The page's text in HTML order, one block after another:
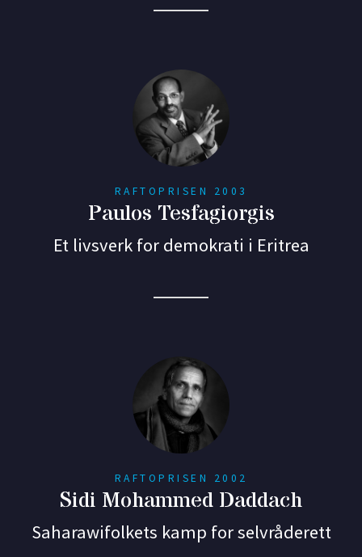
RAFTOPRISEN 2003
Paulos Tesfagiorgis
Et livsverk for demokrati i Eritrea
RAFTOPRISEN 2002
Sidi Mohammed Daddach
Saharawifolkets kamp for selvråderett